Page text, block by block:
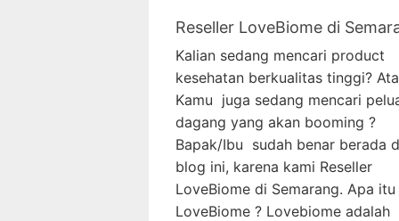
Reseller LoveBiome di
Kalian sedang mencari product
kesehatan berkualitas tinggi?
Kamu juga sedang mencari
dagang yang akan booming ?
Bapak/Ibu sudah benar berada
blog ini, karena kami Reseller
LoveBiome di Semarang. Apa itu
LoveBiome ? Lovebiome adalah